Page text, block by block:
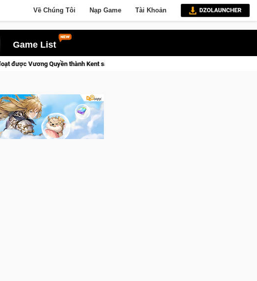
Về Chúng Tôi Nạp Game Tài Khoản
Game List
Trial Xtreme Freedom – Game đua xe mô tô PvP sở hữu vật lý siêu thực